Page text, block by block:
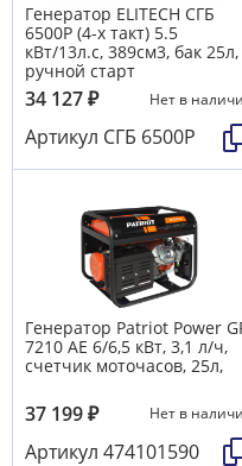
Генератор ELITECH СГБ
6500Р (4-х такт) 5.5
кВт/13л.с, 389см3, бак 25л,
ручной старт
34 127₽ Нет в
Артикул СГБ 6500Р
Генератор Patriot Power
7210 AE 6/6,5 кВт, 3,1 л/ч,
счетчик моточасов, 25л,
37 199₽ Нет в
Артикул 474101590